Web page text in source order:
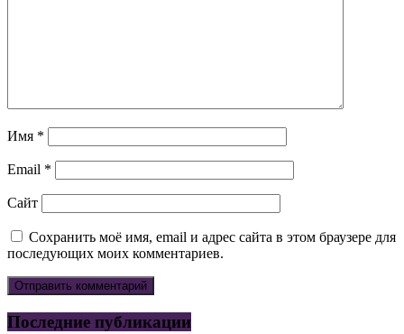
Имя *
Email *
Сайт
Сохранить моё имя, email и адрес сайта в этом браузере для
последующих моих комментариев.
Последние публикации